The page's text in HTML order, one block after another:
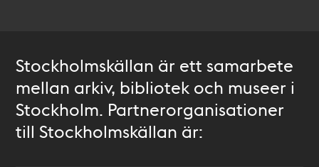
Stockholmskällan är ett samarbete
mellan arkiv, bibliotek och museer i
Stockholm. Partnerorganisationer
till Stockholmskällan är: